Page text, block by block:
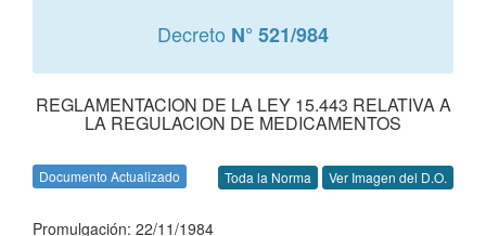
Decreto N° 521/984
REGLAMENTACION DE LA LEY 15.443 RELATIVA A
LA REGULACION DE MEDICAMENTOS
Documento Actualizado Toda la Norma Ver Imagen del D.O.
Promulgación: 22/11/1984